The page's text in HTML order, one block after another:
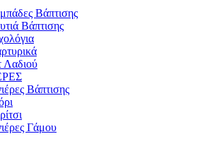
Βάπτισης
Βάπτισης
Λαδιού
Βάπτισης
Γάμου